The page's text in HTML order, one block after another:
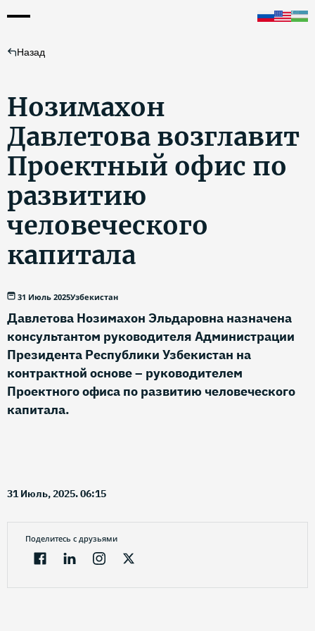
Назад
Нозимахон
Давлетова возглавит
Проектный офис по
развитию
человеческого
капитала
31 Июль 2025Узбекистан
Давлетова Нозимахон Эльдаровна назначена
консультантом руководителя Администрации
Президента Республики Узбекистан на
контрактной основе – руководителем
Проектного офиса по развитию человеческого
капитала.
31 Июль, 2025. 06:15
Поделитесь с друзьями